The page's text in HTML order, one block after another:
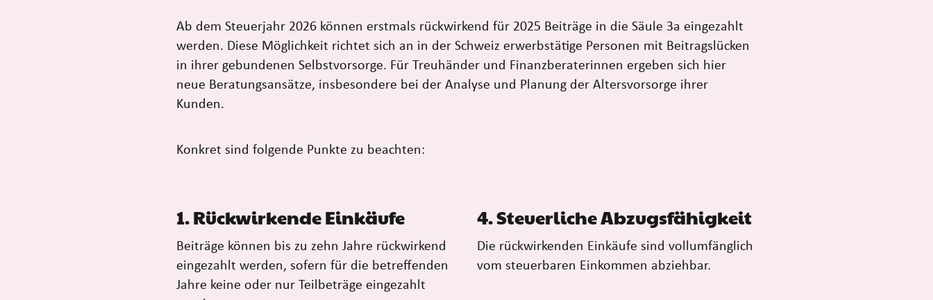
Ab dem Steuerjahr 2026 können erstmals rückwirkend für 2025 Beiträge in die Säule 3a eingezahlt
werden. Diese Möglichkeit richtet sich an in der Schweiz erwerbstätige Personen mit Beitragslücken
in ihrer gebundenen Selbstvorsorge. Für Treuhänder und Finanzberaterinnen ergeben sich hier
neue Beratungsansätze, insbesondere bei der Analyse und Planung der Altersvorsorge ihrer
Kunden.
Konkret sind folgende Punkte zu beachten:
1. Rückwirkende Einkäufe
Beiträge können bis zu zehn Jahre rückwirkend
eingezahlt werden, sofern für die betreffenden
Jahre keine oder nur Teilbeträge eingezahlt
4. Steuerliche Abzugsfähigkeit
Die rückwirkenden Einkäufe sind vollumfänglich
vom steuerbaren Einkommen abziehbar.